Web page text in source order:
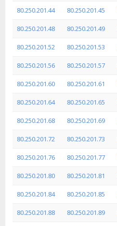
80.250.201.44 80.250.201.45
80.250.201.48 80.250.201.49
80.250.201.52 80.250.201.53
80.250.201.56 80.250.201.57
80.250.201.60 80.250.201.61
80.250.201.64 80.250.201.65
80.250.201.68 80.250.201.69
80.250.201.72 80.250.201.73
80.250.201.76 80.250.201.77
80.250.201.80 80.250.201.81
80.250.201.84 80.250.201.85
80.250.201.88 80.250.201.89